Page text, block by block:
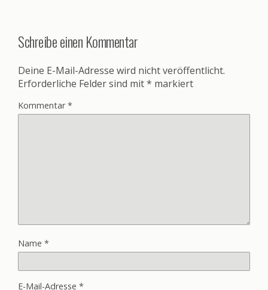
Schreibe einen Kommentar
Deine E-Mail-Adresse wird nicht veröffentlicht.
Erforderliche Felder sind mit* markiert
Kommentar*
Name *
E-Mail-Adresse *